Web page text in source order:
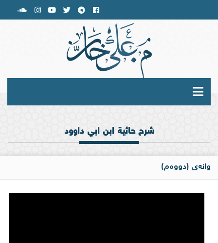
شرح حائية ابن ابي داوود
وانەی (دووەم)